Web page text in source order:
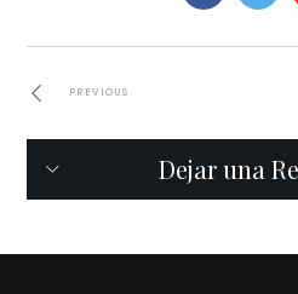
PREVIOUS
Dejar una